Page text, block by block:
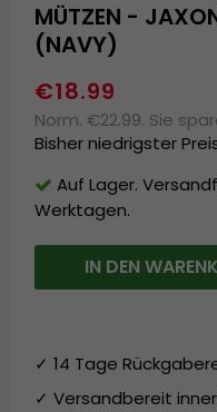
MÜTZEN -
(NAVY)
€18.99
Norm. €22.99. Sie
Bisher niedrigster
Auf Lager.
Werktagen.
IN DEN
✓ 14 Tage
✓ Versandbereit